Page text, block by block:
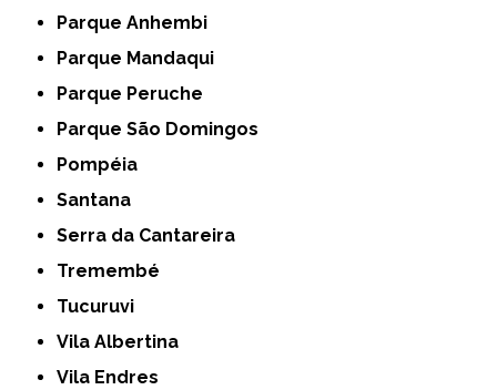
Parque Anhembi
Parque Mandaqui
Parque Peruche
Parque São Domingos
Pompéia
Santana
Serra da Cantareira
Tremembé
Tucuruvi
Vila Albertina
Vila Endres